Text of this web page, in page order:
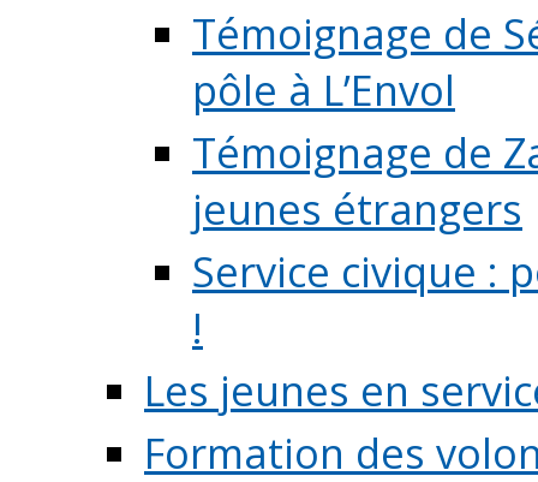
Témoignage de
pôle à L’Envol
Témoignage de
jeunes étrangers
Service civique :
!
Les jeunes en
Formation des